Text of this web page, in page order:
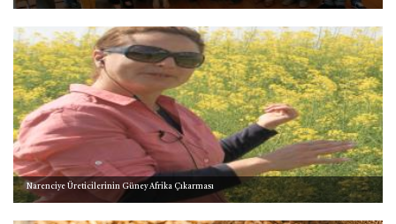
Narenciye Üreticilerinin Güney Afrika Çıkarması